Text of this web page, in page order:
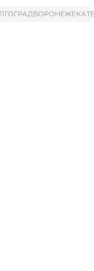
ВОРОНЕЖ